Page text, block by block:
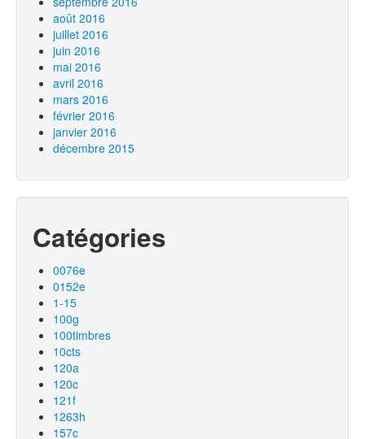
août 2016
juillet 2016
juin 2016
mai 2016
avril 2016
mars 2016
février 2016
janvier 2016
décembre 2015
Catégories
0076e
0152e
1-15
100g
100timbres
10cts
120a
120c
121f
1263h
157c